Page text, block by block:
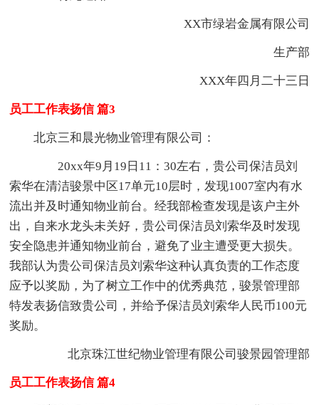
XX市绿岩金属有限公司
生产部
XXX年四月二十三日
员工工作表扬信 篇3
北京三和晨光物业管理有限公司：
20xx年9月19日11：30左右，贵公司保洁员刘
索华在清洁骏景中区17单元10层时，发现1007室内有水
流出并及时通知物业前台。经我部检查发现是该户主外
出，自来水龙头未关好，贵公司保洁员刘索华及时发现
安全隐患并通知物业前台，避免了业主遭受更大损失。
我部认为贵公司保洁员刘索华这种认真负责的工作态度
应予以奖励，为了树立工作中的优秀典范，骏景管理部
特发表扬信致贵公司，并给予保洁员刘索华人民币100元
奖励。
北京珠江世纪物业管理有限公司骏景园管理部
员工工作表扬信 篇4